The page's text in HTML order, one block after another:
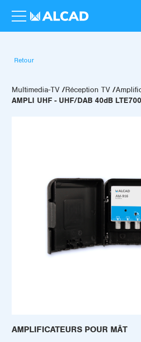
Retour
Multimedia-TV Réception TV
AMPLI UHF - UHF/DAB 40dB
AMPLIFICATEURS POUR MÂT